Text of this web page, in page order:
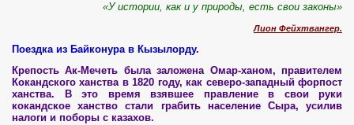
«У истории, как и у природы, есть свои законы»
Лион Фейхтвангер.
​Поездка из Байконура в Кызылорду.
Крепость Ак-Мечеть была заложена Омар-ханом, правителем
Кокандского ханства в 1820 году, как северо-западный форпост
ханства. В это время взявшее правление в свои руки
кокандское ханство стали грабить население Сыра, усилив
налоги и поборы с казахов.